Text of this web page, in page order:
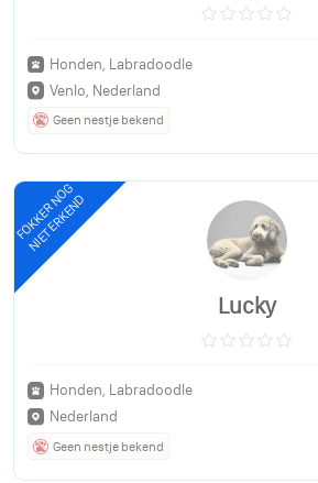
Honden, Labradoodle
Venlo, Nederland
Geen nestje bekend
FOKKER NOG
NIET ERKEND
Lucky
Honden, Labradoodle
Nederland
Geen nestje bekend